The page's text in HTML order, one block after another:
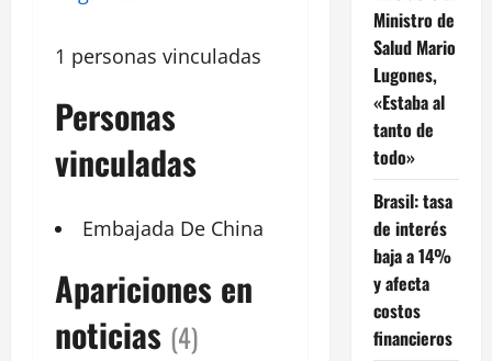
1 personas vinculadas
Personas
vinculadas
Embajada De China
Apariciones en
noticias (4)
Ministro de
Salud Mario
Lugones,
«Estaba al
tanto de
todo»
Brasil: tasa
de interés
baja a 14%
y afecta
costos
financieros